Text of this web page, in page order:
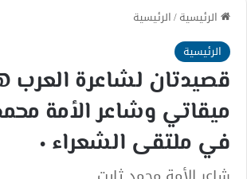
الرئيسية/الرئيسية
الرئيسية
قصيدتان لشاعرة
ميقاتي وشاعر الأمة
في ملتقى الشعراء ٠